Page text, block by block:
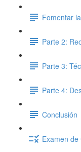
Fomentar
Parte 2:
Parte 3:
Parte 4:
Conclusión
Examen